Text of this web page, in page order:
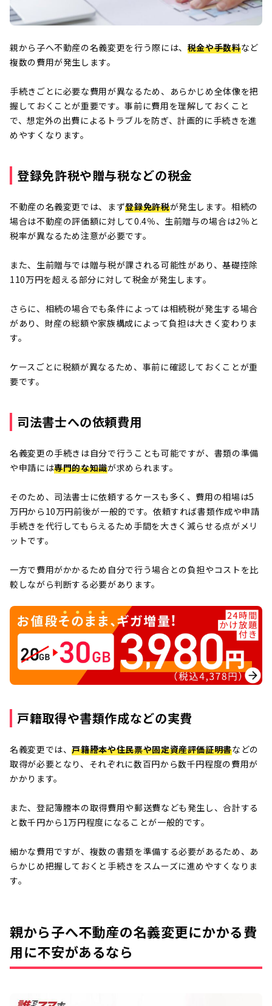
親から子へ不動産の名義変更を行う際には、 税金や手数料など
複数の費用が発生します。
手続きごとに必要な費用が異なるため、あらかじめ全体像を把
握しておくことが重要です。事前に費用を理解しておくこと
で、想定外の出費によるトラブルを防ぎ、計画的に手続きを進
めやすくなります。
登録免許税や贈与税などの税金
不動産の名義変更では、まず登録免許税が発生します。相続の
場合は不動産の評価額に対して0.4％、生前贈与の場合は2％と
税率が異なるため注意が必要です。
また、生前贈与では贈与税が課される可能性があり、基礎控除
110万円を超える部分に対して税金が発生します。
さらに、相続の場合でも条件によっては相続税が発生する場合
があり、財産の総額や家族構成によって負担は大きく変わりま
す。
ケースごとに税額が異なるため、事前に確認しておくことが重
要です。
司法書士への依頼費用
名義変更の手続きは自分で行うことも可能ですが、書類の準備
や申請には専門的な知識が求められます。
そのため、司法書士に依頼するケースも多く、費用の相場は5
万円から10万円前後が一般的です。依頼すれば書類作成や申請
手続きを代行してもらえるため手間を大きく減らせる点がメリ
ットです。
一方で費用がかかるため自分で行う場合との負担やコストを比
較しながら判断する必要があります。
戸籍取得や書類作成などの実費
名義変更では、戸籍謄本や住民票や固定資産評価証明書などの
取得が必要となり、それぞれに数百円から数千円程度の費用が
かかります。
また、登記簿謄本の取得費用や郵送費なども発生し、合計する
と数千円から1万円程度になることが一般的です。
細かな費用ですが、複数の書類を準備する必要があるため、あ
らかじめ把握しておくと手続きをスムーズに進めやすくなりま
す。
親から子へ不動産の名義変更にかかる費
用に不安があるなら